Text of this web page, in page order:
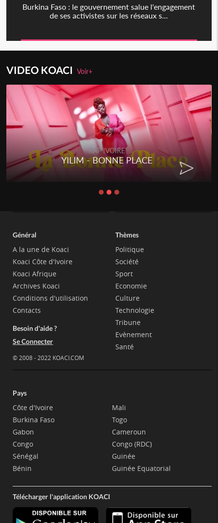
Burkina Faso : le gouvernement salue l'engagement
de ses activistes sur les réseaux s...
VIDEO KOACIVoir+
RAP IVOIRE
YILIM - BONNE PLACE
Général
A la une de Koaci
Koaci Côte d'Ivoire
Koaci Afrique
Archives Koaci
Conditions d'utilisation
Contacts
Besoin d'aide ?
Se Connecter
© 2008 - 2022 KOACI.COM
Thèmes
Politique
Société
Sport
Economie
Culture
Technologie
Tribune
Evènement
Santé
Pays
Côte d'Ivoire
Burkina Faso
Gabon
Congo
Sénégal
Bénin
Mali
Togo
Cameroun
Congo (RDC)
Guinée
Guinée Equatorial
Télécharger l'application KOACI